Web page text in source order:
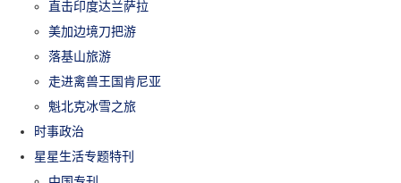
直击印度达兰萨拉
美加边境刀把游
落基山旅游
走进禽兽王国肯尼亚
魁北克冰雪之旅
时事政治
星星生活专题特刊